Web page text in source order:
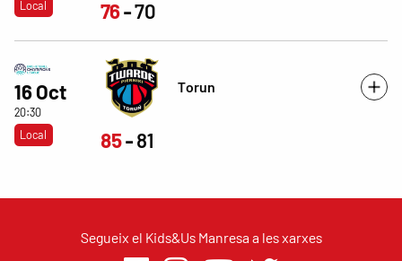
Local
76 70
16 Oct
20:30
Local
Torun
85 81
Segueix el Kids&Us Manresa a les xarxes